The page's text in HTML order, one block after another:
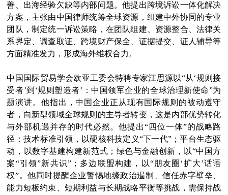
善、出海经验欠缺等内部问题。他提出跨境诉讼一体化解决
方案，主张由中国律师统筹全球资源，组建中外协同的专业
团队，制定统一诉讼策略，在团队组建、资源整合、法律关
系界定、调查取证、跨境财产保全、证据提交、证人辅导等
方面精准发力，形成海外维权合力。
中国国际贸易学会欧亚工委会特聘专家江思源以“从‘规则接
受者’到‘规则塑造者’：中国领军企业的全球治理新使命”为
题演讲。他指出，中国企业正从现有国际规则的被动遵守
者，向新型领域全球规则的主导者转变，这是内部优势转化
与外部机遇并存的时代必然。他提出“四位一体”的战略路
径：技术标准引领，以硬核科技定义“下一代”；平台生态驱
动，以数字基建构建新范式；绿色与金融创新，以“中国方
案“引领”新共识”；多边联盟构建，以“朋友圈‘扩大’话语
权”。他同时提醒企业警惕地缘政治遏制、信任赤字壁垒、
能力短板约束、短期利益与长期战略平衡等挑战，需保持战